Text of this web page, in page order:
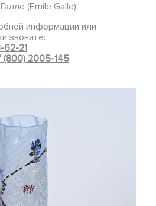
(Emile Galle)
информации или
звоните:
62-21
(800) 2005-145